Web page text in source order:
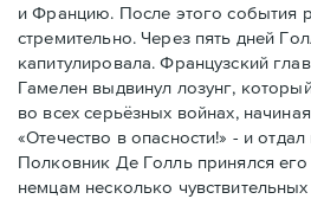
и Францию. После этого события
стремительно. Через пять дней
капитулировала. Французский
Гамелен выдвинул лозунг,
во всех серьёзных войнах,
«Отечество в опасности!» - и
Полковник Дe Голль принялся его
немцам несколько